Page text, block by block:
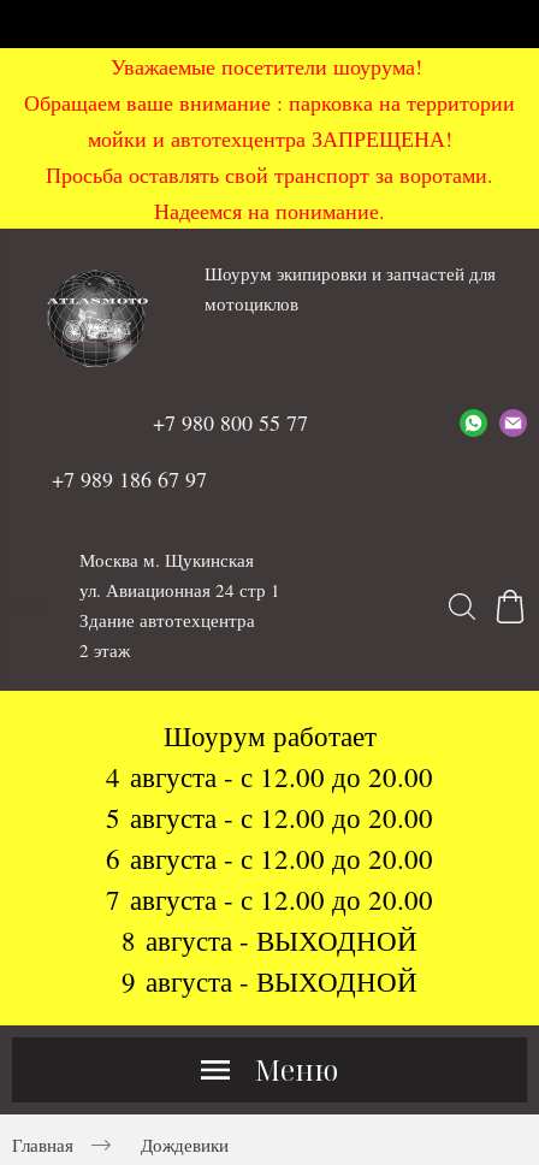
Уважаемые посетители шоурума!
Обращаем ваше внимание : парковка на территории
мойки и автотехцентра ЗАПРЕЩЕНА!
Просьба оставлять свой транспорт за воротами.
Надеемся на понимание.
Шоурум экипировки и запчастей для
мотоциклов
+7 980 800 55 77
+7 989 186 67 97
Москва м. Щукинская
ул. Авиационная 24 стр 1
Здание автотехцентра
2 этаж
Шоурум работает
4 августа - с 12.00 до 20.00
5 августа - с 12.00 до 20.00
6 августа - с 12.00 до 20.00
7 августа - с 12.00 до 20.00
8 августа - ВЫХОДНОЙ
9 августа - ВЫХОДНОЙ
Меню
Главная Дождевики